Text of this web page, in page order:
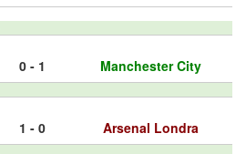
0 - 1 Manchester City
1 - 0 Arsenal Londra